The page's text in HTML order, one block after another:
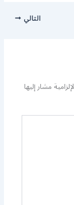
التالي
مشار إليها